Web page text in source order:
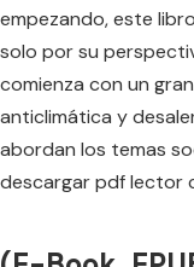
empezando, este
solo por su
comienza con un
anticlimática y
abordan los temas
descargar pdf lector